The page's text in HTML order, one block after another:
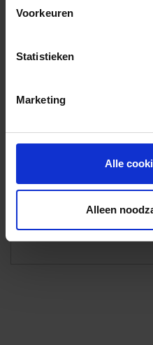
Voorkeuren
Statistieken
Marketing
Alle
Alleen
Foto’s